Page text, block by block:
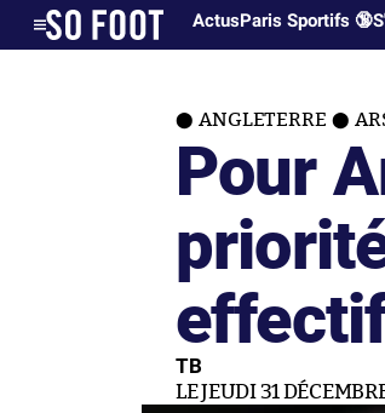
ActusParis Sportifs 🔞
ANGLETERRE
Pour
TB
LE JEUDI 31